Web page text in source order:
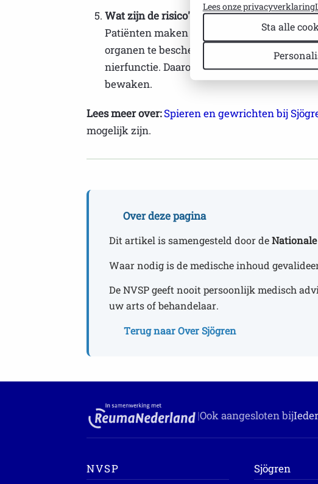
Wat zijn de risico's van
Patiënten maken zich vaak zorgen over
organen te beschermen, ben je vatbaarder
nierfunctie. Daarom zijn regelmatige
bewaken.
Lees meer over: Spieren en gewrichten bij
mogelijk zijn.
Over deze pagina
Dit artikel is samengesteld door de
Waar nodig is de medische inhoud
De NVSP geeft nooit persoonlijk medisch
uw arts of behandelaar.
Terug naar Over Sjögren
|Ook aangesloten bij
NVSP Sjögren
Lees onze privacyverklaring
Sta alle